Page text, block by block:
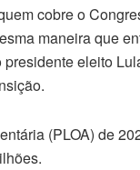
cobre o
maneira que
eleito
(PLOA) de